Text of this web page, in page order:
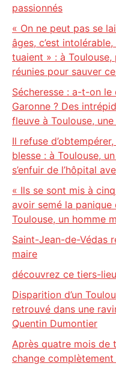
passionnés
« On ne peut pas se
âges, c’est intolérable,
tuaient » : à
réunies pour sauver
Sécheresse : a-t-on
Garonne ? Des
fleuve à Toulouse,
Il refuse
blesse : à Toulouse,
s’enfuir de l’hôpital
« Ils se sont mis à
avoir semé la
Toulouse, un homme
Saint-Jean-de-Védas
maire
découvrez ce tiers-
Disparition d’un
retrouvé dans une
Quentin Dumontier
Après quatre mois de
change